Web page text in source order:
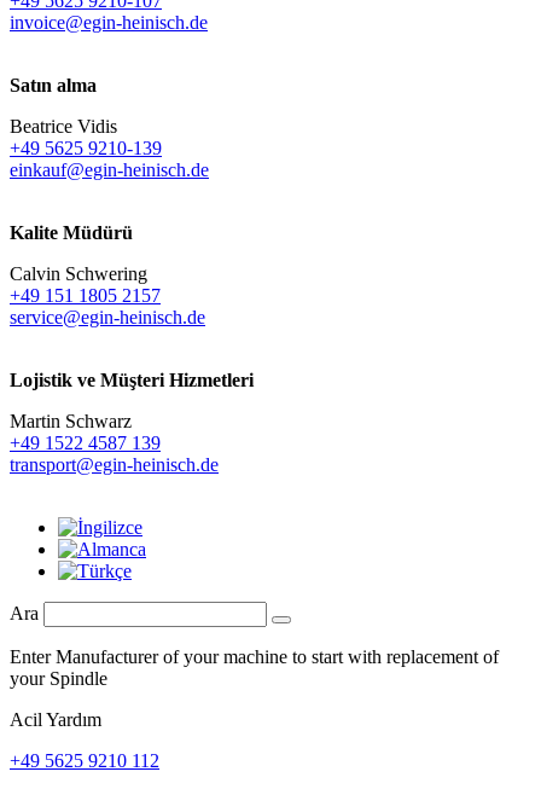
invoice@egin-heinisch.de
Satın alma
Beatrice Vidis
+49 5625 9210-139
einkauf@egin-heinisch.de
Kalite Müdürü
Calvin Schwering
+49 151 1805 2157
service@egin-heinisch.de
Lojistik ve Müşteri Hizmetleri
Martin Schwarz
+49 1522 4587 139
transport@egin-heinisch.de
Ara
Enter Manufacturer of your machine to start with replacement of
your Spindle
Acil Yardım
+49 5625 9210 112